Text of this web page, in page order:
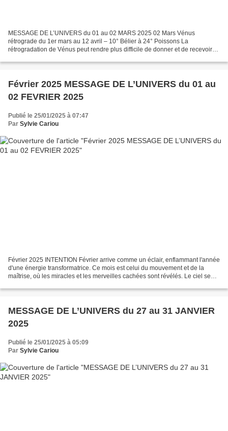
MESSAGE DE L’UNIVERS du 01 au 02 MARS 2025 02 Mars Vénus
rétrograde du 1er mars au 12 avril – 10° Bélier à 24° Poissons La
rétrogradation de Vénus peut rendre plus difficile de donner et de recevoir
Février 2025 MESSAGE DE L’UNIVERS du 01 au
02 FEVRIER 2025
Publié le 25/01/2025 à 07:47
Par Sylvie Cariou
Février 2025 INTENTION Février arrive comme un éclair, enflammant l'année
d'une énergie transformatrice. Ce mois est celui du mouvement et de la
maîtrise, où les miracles et les merveilles cachées sont révélés. Le ciel se
MESSAGE DE L’UNIVERS du 27 au 31 JANVIER
2025
Publié le 25/01/2025 à 05:09
Par Sylvie Cariou